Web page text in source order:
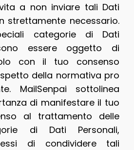
a non inviare tali Dati
strettamente necessario.
categorie di Dati
essere oggetto di
con il tuo consenso
della normativa pro
MailSenpai sottolinea
di manifestare il tuo
al trattamento delle
di Dati Personali,
di condividere tali